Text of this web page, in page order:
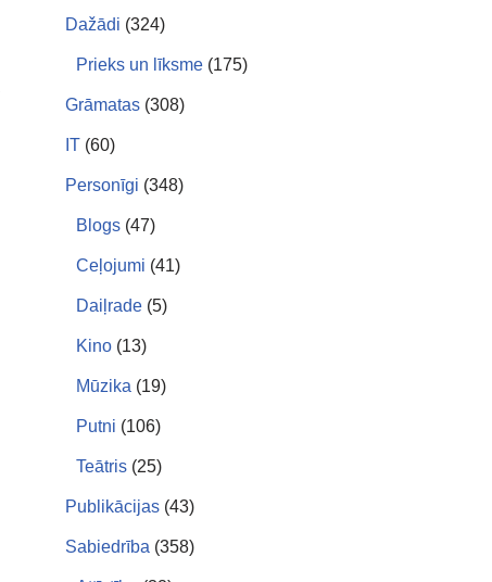
Dažādi (324)
Prieks un līksme (175)
Grāmatas (308)
IT (60)
Personīgi (348)
Blogs (47)
Ceļojumi (41)
Daiļrade (5)
Kino (13)
Mūzika (19)
Putni (106)
Teātris (25)
Publikācijas (43)
Sabiedrība (358)